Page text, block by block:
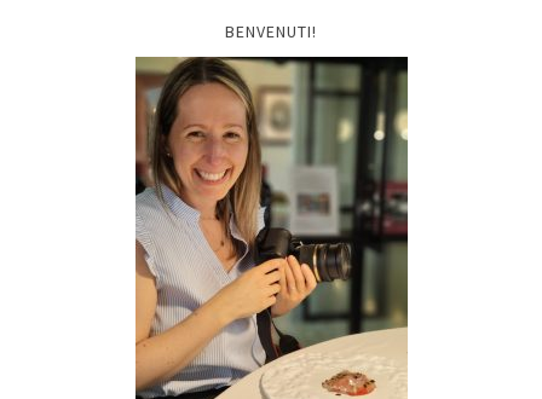
BENVENUTI!